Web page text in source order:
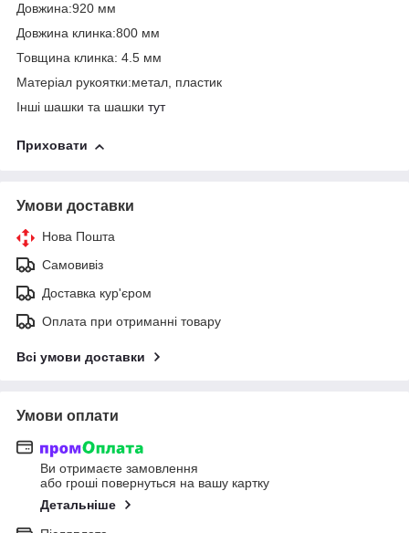
Довжина:920 мм
Довжина клинка:800 мм
Товщина клинка: 4.5 мм
Матеріал рукоятки:метал, пластик
Інші шашки та шашки тут
Приховати
Умови доставки
Нова Пошта
Самовивіз
Доставка кур'єром
Оплата при отриманні товару
Всі умови доставки
Умови оплати
Ви отримаєте замовлення
або гроші повернуться на вашу картку
Детальніше